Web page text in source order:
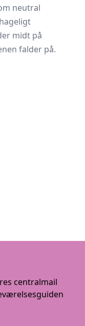
neutral
midt på
falder på.
centralmail